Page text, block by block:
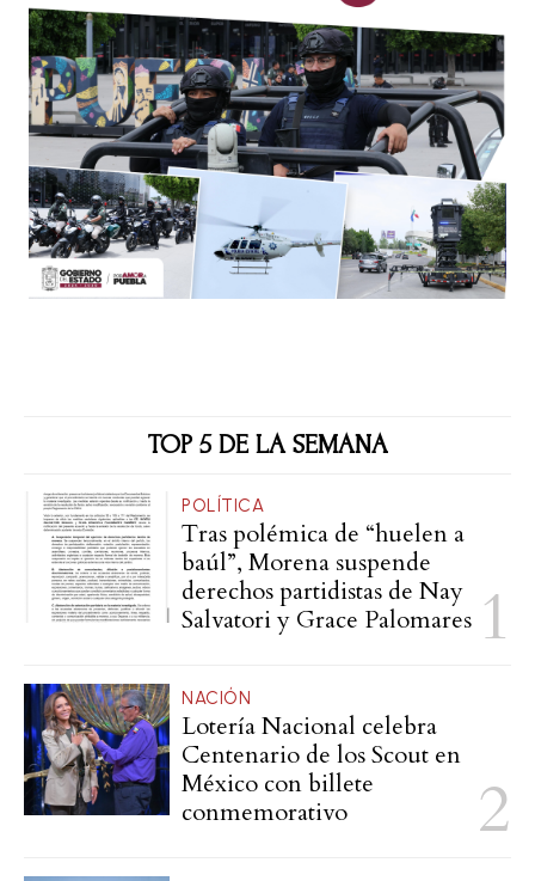
TOP 5 DE LA SEMANA
POLÍTICA
Tras polémica de “huelen a
baúl”, Morena suspende
derechos partidistas de Nay
Salvatori y Grace Palomares
NACIÓN
Lotería Nacional celebra
Centenario de los Scout en
México con billete
conmemorativo